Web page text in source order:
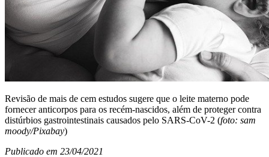
Revisão de mais de cem estudos sugere que o leite materno pode
fornecer anticorpos para os recém-nascidos, além de proteger contra
distúrbios gastrointestinais causados pelo SARS-CoV-2 (foto: sam
moody/Pixabay)
Publicado em 23/04/2021